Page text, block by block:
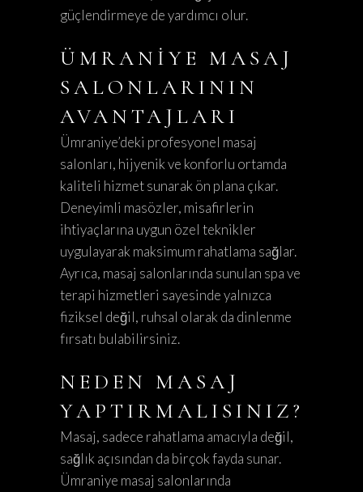
güçlendirmeye de yardımcı olur.
ÜMRANIYE MASAJ
SALONLARININ
AVANTAJLARI
Ümraniye’deki profesyonel masaj
salonları, hijyenik ve konforlu ortamda
kaliteli hizmet sunarak ön plana çıkar.
Deneyimli masözler, misafirlerin
ihtiyaçlarına uygun özel teknikler
uygulayarak maksimum rahatlama sağlar.
Ayrıca, masaj salonlarında sunulan spa ve
terapi hizmetleri sayesinde yalnızca
fiziksel değil, ruhsal olarak da dinlenme
fırsatı bulabilirsiniz.
NEDEN MASAJ
YAPTIRMALISINIZ?
Masaj, sadece rahatlama amacıyla değil,
sağlık açısından da birçok fayda sunar.
Ümraniye masaj salonlarında